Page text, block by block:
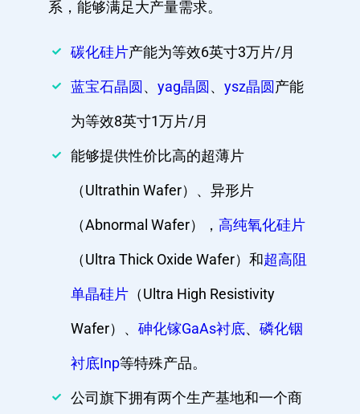
系，能够满足大产量需求。
碳化硅片产能为等效6英寸3万片/月
蓝宝石晶圆 、 yag晶圆 、 ysz晶圆 产能
为等效8英寸1万片/月
能够提供性价比高的超薄片
（Ultrathin Wafer）、异形片
（Abnormal Wafer）， 高纯氧化硅片
（Ultra Thick Oxide Wafer）和超高阻
单晶硅片 （Ultra High Resistivity
Wafer）、 砷化镓GaAs衬底、 磷化铟
衬底Inp等特殊产品。
公司旗下拥有两个生产基地和一个商